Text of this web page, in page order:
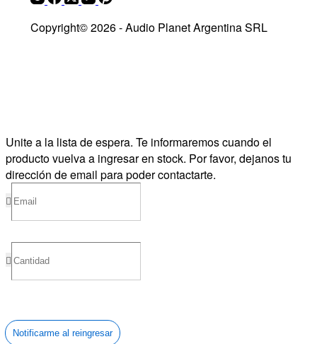
Copyright© 2026 - Audio Planet Argentina SRL
Unite a la lista de espera. Te informaremos cuando el
producto vuelva a ingresar en stock. Por favor, dejanos tu
dirección de email para poder contactarte.
Notificarme al reingresar